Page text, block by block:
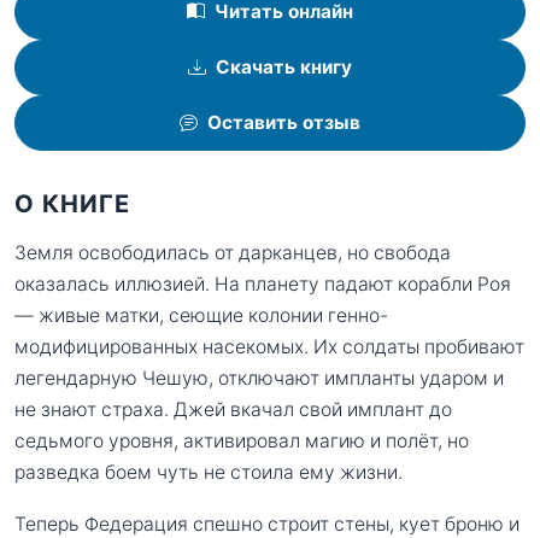
Читать онлайн
Скачать книгу
Оставить отзыв
О КНИГЕ
Земля освободилась от дарканцев, но свобода
оказалась иллюзией. На планету падают корабли Роя
— живые матки, сеющие колонии генно-
модифицированных насекомых. Их солдаты пробивают
легендарную Чешую, отключают импланты ударом и
не знают страха. Джей вкачал свой имплант до
седьмого уровня, активировал магию и полёт, но
разведка боем чуть не стоила ему жизни.
Теперь Федерация спешно строит стены, кует броню и